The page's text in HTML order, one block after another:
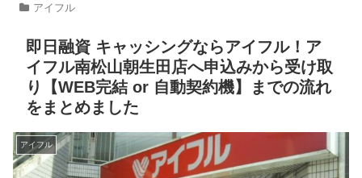
アイフル
即日融資 キャッシングならアイフル！ア
イフル南松山朝生田店へ申込みから受け取
り【WEB完結 or 自動契約機】までの流れ
をまとめました
アイフル